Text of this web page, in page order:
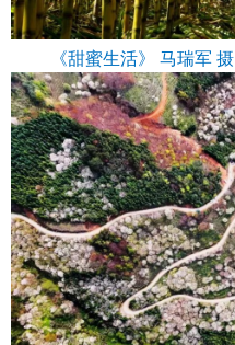
《甜蜜生活》 马瑞军 摄